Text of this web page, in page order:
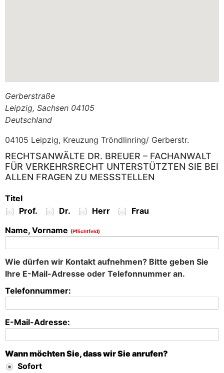
Gerberstraße
Leipzig, Sachsen 04105
Deutschland
04105 Leipzig, Kreuzung Tröndlinring/ Gerberstr.
RECHTSANWÄLTE DR. BREUER – FACHANWALT
FÜR VERKEHRSRECHT UNTERSTÜTZTEN SIE BEI
ALLEN FRAGEN ZU MESSSTELLEN
Titel
Prof.
Dr. Herr
Frau
Name, Vorname (Pflichtfeld)
Wie dürfen wir Kontakt aufnehmen? Bitte geben Sie
Ihre E-Mail-Adresse oder Telefonnummer an.
Telefonnummer:
E-Mail-Adresse:
Wann möchten Sie, dass wir Sie anrufen?
Sofort